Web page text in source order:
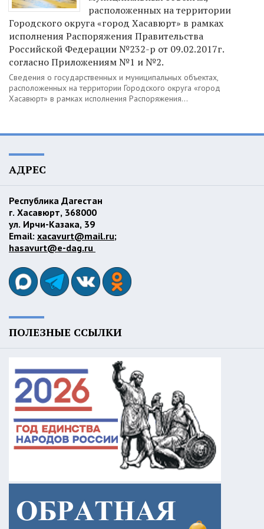
расположенных на территории
Городского округа «город Хасавюрт» в рамках
исполнения Распоряжения Правительства
Российской Федерации №232-р от 09.02.2017г.
согласно Приложениям №1 и №2.
Сведения о государственных и муниципальных объектах,
расположенных на территории Городского округа «город
Хасавюрт» в рамках исполнения Распоряжения...
АДРЕС
Республика Дагестан
г. Хасавюрт, 368000
ул. Ирчи-Казака, 39
Email: xacavurt@mail.ru;
hasavurt@e-dag.ru
ПОЛЕЗНЫЕ ССЫЛКИ